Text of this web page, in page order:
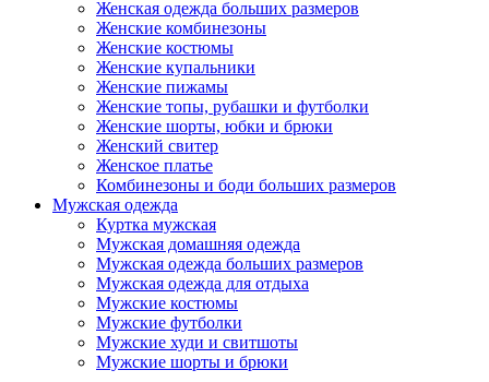
Женская одежда больших размеров
Женские комбинезоны
Женские костюмы
Женские купальники
Женские пижамы
Женские топы, рубашки и футболки
Женские шорты, юбки и брюки
Женский свитер
Женское платье
Комбинезоны и боди больших размеров
Мужская одежда
Куртка мужская
Мужская домашняя одежда
Мужская одежда больших размеров
Мужская одежда для отдыха
Мужские костюмы
Мужские футболки
Мужские худи и свитшоты
Мужские шорты и брюки